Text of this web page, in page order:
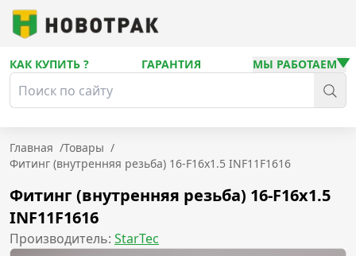
КАК КУПИТЬ ? ГАРАНТИЯ МЫ РАБОТАЕМ
Главная /Товары /
Фитинг (внутренняя резьба) 16-F16x1.5 INF11F1616
Фитинг (внутренняя резьба) 16-F16x1.5
INF11F1616
Производитель: StarTec